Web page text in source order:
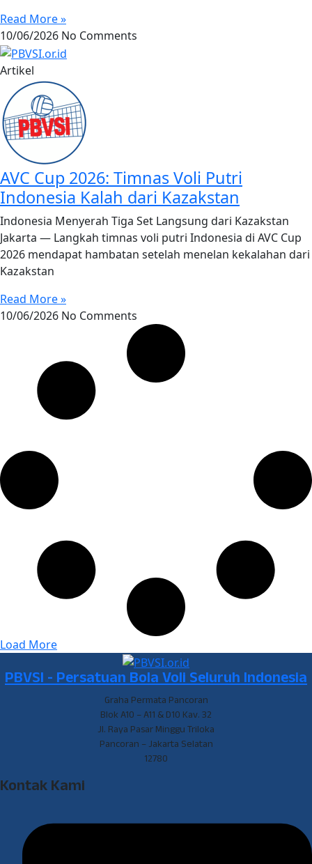
Read More »
10/06/2026 No Comments
Artikel
AVC Cup 2026: Timnas Voli Putri
Indonesia Kalah dari Kazakstan
Indonesia Menyerah Tiga Set Langsung dari Kazakstan
Jakarta — Langkah timnas voli putri Indonesia di AVC Cup
2026 mendapat hambatan setelah menelan kekalahan dari
Kazakstan
Read More »
10/06/2026 No Comments
Load More
PBVSI - Persatuan Bola Voli Seluruh Indonesia
Graha Permata Pancoran
Blok A10 – A11 & D10 Kav. 32
Jl. Raya Pasar Minggu Triloka
Pancoran – Jakarta Selatan
12780
Kontak Kami